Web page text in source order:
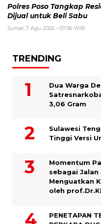
Polres Poso Tangkap
Dijual untuk Beli Sabu
Jumat, 7 Agu 2026 - 07:06 WIB
TRENDING
Dua Warga
3,06 Gram
Sulawesi
Tinggi Versi
Momentum
sebagai
Menguatkan
oleh
PENETAPAN